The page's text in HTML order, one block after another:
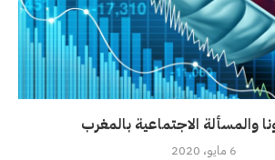
والمسألة الاجتماعية بالمغرب
6 مايو، 2020